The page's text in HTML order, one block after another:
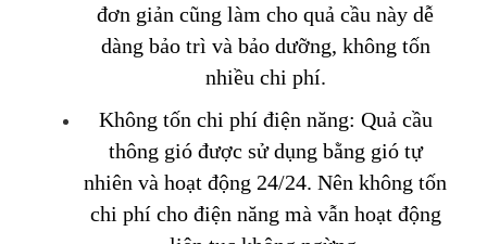
đơn giản cũng làm cho quả cầu này dễ
dàng bảo trì và bảo dưỡng, không tốn
nhiều chi phí.
Không tốn chi phí điện năng: Quả cầu
thông gió được sử dụng bằng gió tự
nhiên và hoạt động 24/24. Nên không tốn
chi phí cho điện năng mà vẫn hoạt động